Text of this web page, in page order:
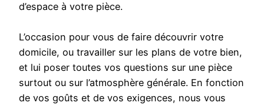
d’espace à votre pièce.
L’occasion pour vous de faire découvrir votre
domicile, ou travailler sur les plans de votre bien,
et lui poser toutes vos questions sur une pièce
surtout ou sur l’atmosphère générale. En fonction
de vos goûts et de vos exigences, nous vous